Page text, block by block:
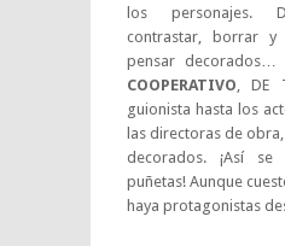
los personajes.
contrastar, borrar
pensar decorados…
COOPERATIVO, DE
guionista hasta los
las directoras de
decorados. ¡Así se
puñetas! Aunque
haya protagonistas